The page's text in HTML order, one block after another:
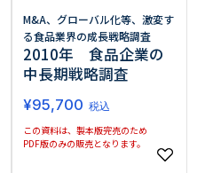
M&A、グローバル化等、激変す
る食品業界の成長戦略調査
2010年 食品企業の
中長期戦略調査
¥95,700 税込
この資料は、製本版完売のため
PDF版のみの販売となります。